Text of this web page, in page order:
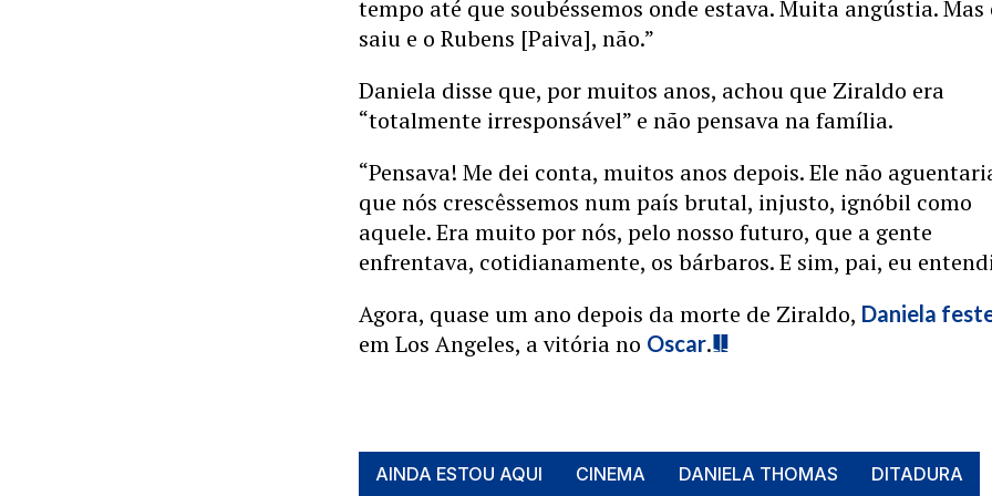
tempo até que soubéssemos onde estava. Muita angústia. Mas
saiu e o Rubens [Paiva], não.”
Daniela disse que, por muitos anos, achou que Ziraldo era
“totalmente irresponsável” e não pensava na família.
“Pensava! Me dei conta, muitos anos depois. Ele não
que nós crescêssemos num país brutal, injusto, ignóbil como
aquele. Era muito por nós, pelo nosso futuro, que a gente
enfrentava, cotidianamente, os bárbaros. E sim, pai, eu
Agora, quase um ano depois da morte de Ziraldo, Daniela
em Los Angeles, a vitória no Oscar.
AINDA ESTOU AQUI CINEMA DANIELA THOMAS DITADURA